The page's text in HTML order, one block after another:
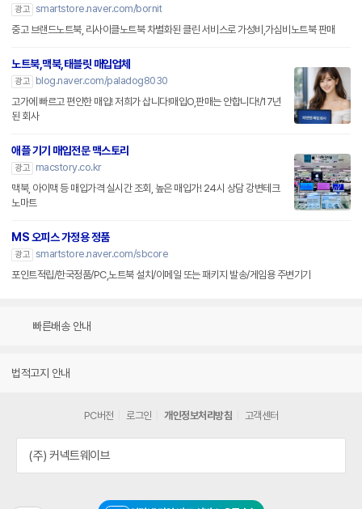
광고 smartstore.naver.com/bornit
중고 브랜드노트북, 리사이클노트북 차별화된 클린 서비스로 가성비,가심비노트북 판매
노트북,맥북,태블릿 매입업체
광고
blog.naver.com/paladog8030
고가에 빠르고 편안한 매입! 저희가 삽니다!매입O,판매는 안합니다!/17년
된 회사
애플 기기 매입전문 맥스토리
광고
macstory.co.kr
맥북, 아이맥 등 매입가격 실시간 조회, 높은 매입가! 24시 상담 강변테크
노마트
MS 오피스 가정용 정품
광고 smartstore.naver.com/sbcore
포인트적립/한국정품/PC,노트북 설치/이메일 또는 패키지 발송/게임용 주변기기
빠른배송 안내
법적고지 안내
PC버전 로그인 개인정보처리방침 고객센터
(주) 커넥트웨이브